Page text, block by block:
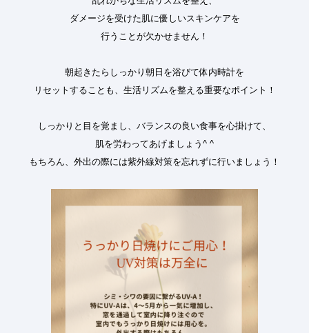
ダメージを受けた肌に優しいスキンケアを
行うことが欠かせません！
朝起きたらしっかり朝日を浴びて体内時計を
リセットすることも、生活リズムを整える重要なポイント！
しっかりと目を覚まし、バランスの良い食事を心掛けて、
肌を労わってあげましょう^ ^
もちろん、外出の際には紫外線対策を忘れずに行いましょう！